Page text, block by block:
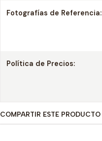
Fotografías de Referencia:
Política de Precios:
COMPARTIR ESTE PRODUCTO